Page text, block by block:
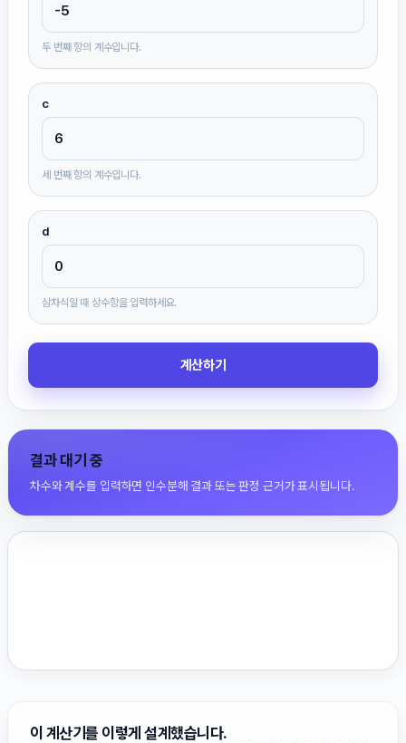
두 번째 항의 계수입니다.
c
세 번째 항의 계수입니다.
d
삼차식일 때 상수항을 입력하세요.
계산하기
결과 대기 중
차수와 계수를 입력하면 인수분해 결과 또는 판정 근거가 표시됩니다.
이 계산기를 이렇게 설계했습니다.